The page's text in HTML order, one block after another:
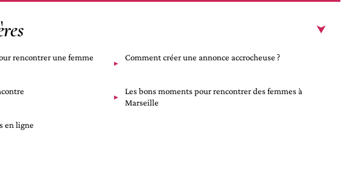
rencontrer une femme
Comment créer une annonce accrocheuse ?
Les bons moments pour rencontrer des femmes à
Marseille
en ligne